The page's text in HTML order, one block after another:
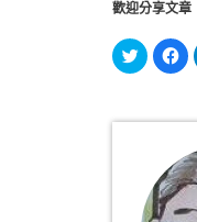
歡迎分享文章
分
享
視
按
一
享
新
視
窗
中
開